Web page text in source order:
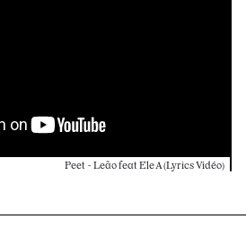
Peet - Leão feat Ele A (Lyrics Vidéo)